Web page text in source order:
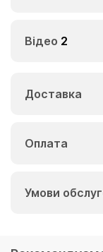
Відео 2
Доставка
Оплата
Умови